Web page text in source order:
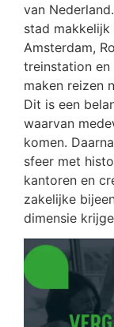
van
stad
Amsterdam,
treinstation
maken reizen
Dit is een
waarvan
komen.
sfeer met
kantoren en
zakelijke
dimensie